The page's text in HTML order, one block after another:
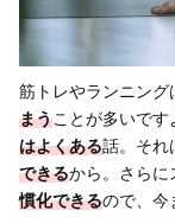
筋トレやランニング
まうことが多いです
はよくある話。それ
できるから。さらに
慣化できるので、今